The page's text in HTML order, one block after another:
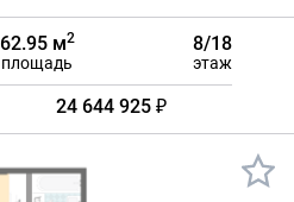
62.95 м2
площадь
8/18
этаж
24 644 925 ₽